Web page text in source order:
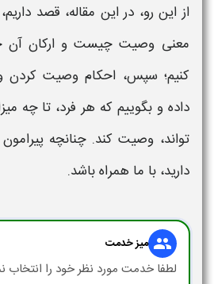
از این رو، در این مقاله، قصد
معنی وصیت چیست و ارکان
کنیم؛ سپس، احکام وصیت کردن
داده و بگوییم که هر فرد، تا چه
تواند، وصیت کند. چنانچه
دارید، با ما همراه باشد.
group میز خدمت
لطفا خدمت مورد نظر خود را انتخاب